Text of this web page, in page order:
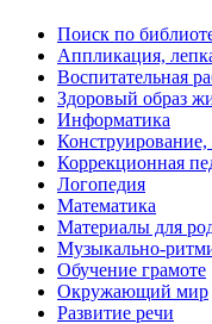
Поиск по
Аппликация,
Воспитательная
Здоровый образ
Информатика
Конструирование,
Коррекционная
Логопедия
Математика
Материалы для
Музыкально-
Обучение грамоте
Окружающий мир
Развитие речи